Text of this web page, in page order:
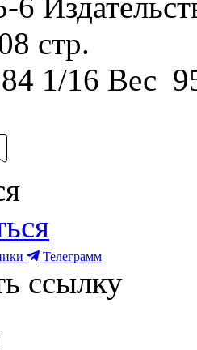
стр.
1/16 Вес
Телеграмм
ссылку